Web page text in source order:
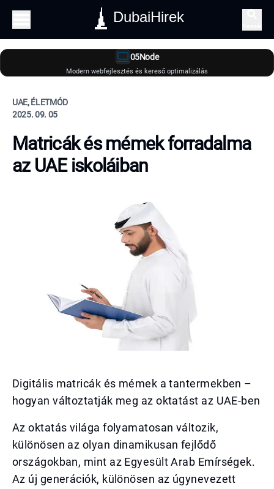
DubaiHirek
05Node
Modern webfejlesztés és kereső optimalizálás
UAE, ÉLETMÓD
2025. 09. 05
Matricák és mémek forradalma
az UAE iskoláiban
Digitális matricák és mémek a tantermekben –
hogyan változtatják meg az oktatást az UAE-ben
Az oktatás világa folyamatosan változik,
különösen az olyan dinamikusan fejlődő
országokban, mint az Egyesült Arab Emírségek.
Az új generációk, különösen az úgynevezett